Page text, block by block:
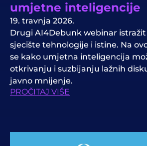
umjetne inteligencije
19. travnja 2026.
Drugi AI4Debunk webinar
sjecište tehnologije i istine. Na
se kako umjetna inteligencija
otkrivanju i suzbijanju lažnih
javno mnijenje.
PROČITAJ VIŠE